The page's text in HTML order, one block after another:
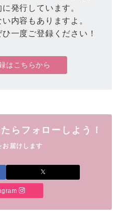
発行しています。
内容もありますよ。
一度ご登録ください！
はこちらから
らフォローしよう！
お届けします